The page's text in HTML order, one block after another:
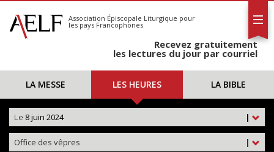
S'abonner
Calendrier
Association Épiscopale Liturgique pour
les pays Francophones
Recevez gratuitement
les lectures du jour par courriel
LA MESSE LES HEURES LA BIBLE
|
Le 8 juin 2024
|
Office des vêpres